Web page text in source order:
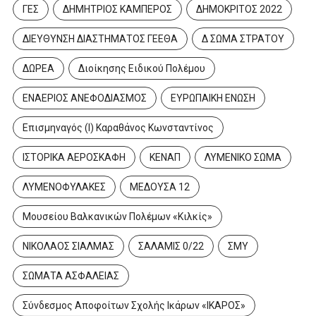
ΓΕΣ ΔΗΜΗΤΡΙΟΣ ΚΑΜΠΕΡΟΣ ΔΗΜΟΚΡΙΤΟΣ 2022
ΔΙΕΥΘΥΝΣΗ ΔΙΑΣΤΗΜΑΤΟΣ ΓΕΕΘΑ Δ ΣΩΜΑ ΣΤΡΑΤΟΥ
ΔΩΡΕΑ Διοίκησης Ειδικού Πολέμου
ΕΝΑΕΡΙΟΣ ΑΝΕΦΟΔΙΑΣΜΟΣ ΕΥΡΩΠΑΙΚΗ ΕΝΩΣΗ
Επισμηναγός (Ι) Καραθάνος Κωνσταντίνος
ΙΣΤΟΡΙΚΑ ΑΕΡΟΣΚΑΦΗ ΚΕΝΑΠ ΛΥΜΕΝΙΚΟ ΣΩΜΑ
ΛΥΜΕΝΟΦΥΛΑΚΕΣ ΜΕΔΟΥΣΑ 12
Μουσείου Βαλκανικών Πολέμων «Κιλκίς»
ΝΙΚΟΛΑΟΣ ΣΙΑΛΜΑΣ ΣΑΛΑΜΙΣ 0/22 ΣΜΥ
ΣΩΜΑΤΑ ΑΣΦΑΛΕΙΑΣ
Σύνδεσμος Αποφοίτων Σχολής Ικάρων «ΙΚΑΡΟΣ»